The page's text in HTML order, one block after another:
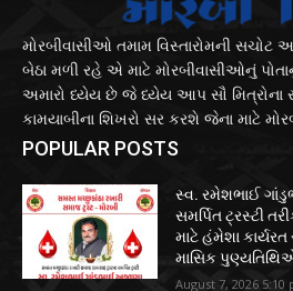
મોરબીવાસીઓ તમામ વિસ્તારોમની સચોટ
બેઠા મળી રહે એ માટે મોરબીવાસીઓનું
અમારો ધ્યેય છે જે ધ્યેય આપ સૌ મિત્રોના
કામયાબીના શિખરો સર કરશે જેના માટે
POPULAR POSTS
સ્વ. રમેશભાઈ
સમર્પિત ટ્રસ્ટી
માટે હંમેશા
માસિક
August 7, 2026 5:10